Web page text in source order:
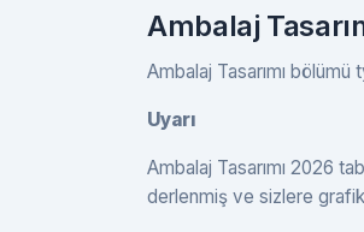
Ambalaj
Ambalaj Tasarımı
Uyarı
Ambalaj Tasarımı 2026
derlenmiş ve sizlere